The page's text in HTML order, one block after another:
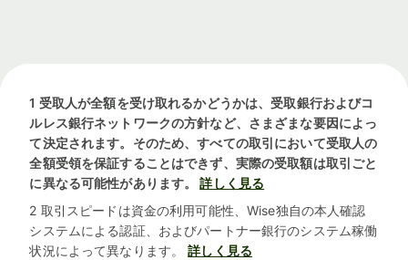
1 受取人が全額を受け取れるかどうかは、受取銀行およびコ
ルレス銀行ネットワークの方針など、さまざまな要因によっ
て決定されます。そのため、すべての取引において受取人の
全額受領を保証することはできず、実際の受取額は取引ごと
に異なる可能性があります。
詳しく見る
2 取引スピードは資金の利用可能性、Wise独自の本人確認
システムによる認証、およびパートナー銀行のシステム稼働
状況によって異なります。
詳しく見る